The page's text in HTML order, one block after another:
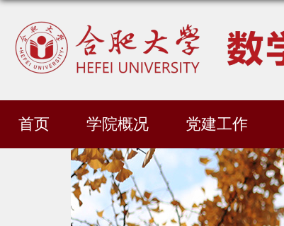
首页 学院概况 党建工作